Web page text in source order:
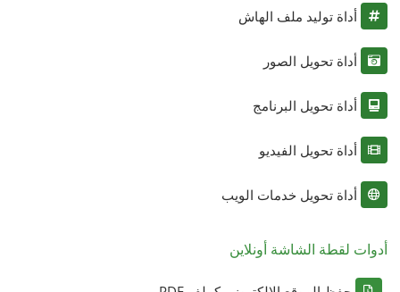
أداة توليد ملف الهاش
أداة تحويل الصور
أداة تحويل البرنامج
أداة تحويل الفيديو
أداة تحويل خدمات الويب
أدوات لقطة الشاشة أونلاين